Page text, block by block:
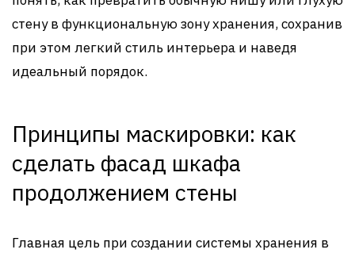
стену в функциональную зону хранения, сохранив
при этом легкий стиль интерьера и наведя
идеальный порядок.
Принципы маскировки: как
сделать фасад шкафа
продолжением стены
Главная цель при создании системы хранения в